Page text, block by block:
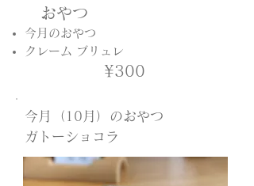
おやつ
今月のおやつ
​クレーム ブリュレ
¥300
今月（10月）のおやつ
​ガトーショコラ